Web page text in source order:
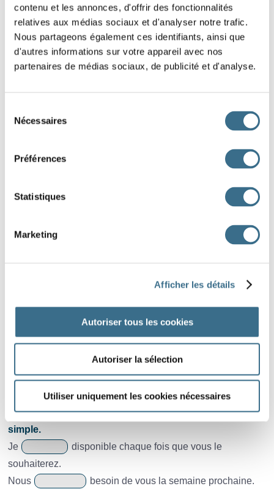
contenu et les annonces, d'offrir des fonctionnalités
relatives aux médias sociaux et d'analyser notre trafic.
Nous partageons également ces identifiants, ainsi que
d'autres informations sur votre appareil avec nos
partenaires de médias sociaux, de publicité et d'analyse.
Nécessaires
Préférences
Statistiques
Marketing
Afficher les détails
Autoriser tous les cookies
Autoriser la sélection
Utiliser uniquement les cookies nécessaires
après-midi pour jouer aux cartes.
(remplir)=> Papa la déclaration d’impôt.
6. Conjugue ces verbes à l’imparfait de l’indicatif, à la
(Croire)=> Elle
(Si la phrase
est au singulier vous devez la conjuguer au pluriel, si la
phrase est au pluriel vous devez la conjuguer au singulier)
Nous lavions les carreaux. =>
Complète ces phrases, conjugue le verbe entre
parenthèses au futur simple.
sur la place.
(lire)=> Vous le premier paragraphe.
9. Complète ces phrases avec avoir ou être au futur
simple.
Je
disponible chaque fois que vous le
souhaiterez.
Nous
besoin de vous la semaine prochaine.